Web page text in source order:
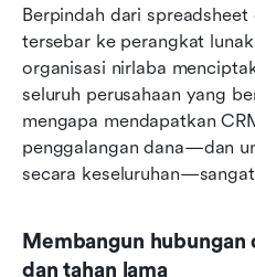
Berpindah dari
tersebar ke perangkat
organisasi nirlaba
seluruh perusahaan yang
mengapa mendapatkan
penggalangan dana—dan
secara
Membangun
dan tahan lama